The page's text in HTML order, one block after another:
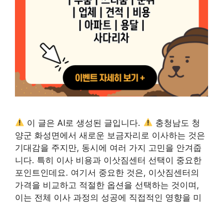
이 글은 AI로 생성된 글입니다.
충청남도 청
양군 화성면에서 새로운 보금자리로 이사하는 것은
기대감을 주지만, 동시에 여러 가지 고민을 안겨줍
니다. 특히 이사 비용과 이삿짐센터 선택이 중요한
포인트인데요. 여기서 중요한 것은, 이삿짐센터의
가격을 비교하고 적절한 옵션을 선택하는 것이며,
이는 전체 이사 과정의 성공에 직접적인 영향을 미